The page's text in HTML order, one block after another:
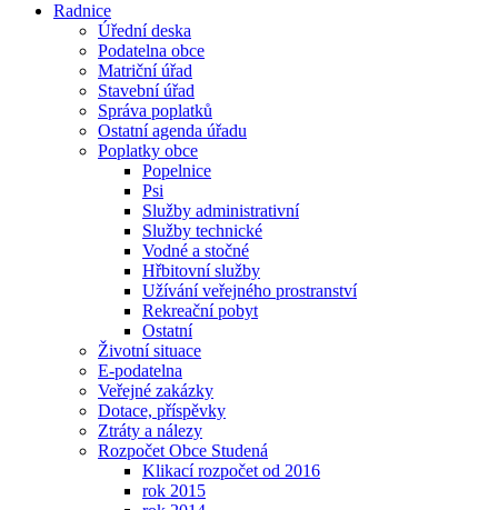
Radnice
Úřední deska
Podatelna obce
Matriční úřad
Stavební úřad
Správa poplatků
Ostatní agenda úřadu
Poplatky obce
Popelnice
Psi
Služby administrativní
Služby technické
Vodné a stočné
Hřbitovní služby
Užívání veřejného prostranství
Rekreační pobyt
Ostatní
Životní situace
E-podatelna
Veřejné zakázky
Dotace, příspěvky
Ztráty a nálezy
Rozpočet Obce Studená
Klikací rozpočet od 2016
rok 2015